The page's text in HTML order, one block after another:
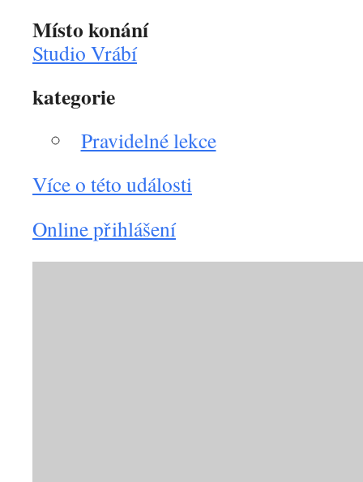
Místo konání
Studio Vrábí
kategorie
Pravidelné lekce
Více o této události
Online přihlášení